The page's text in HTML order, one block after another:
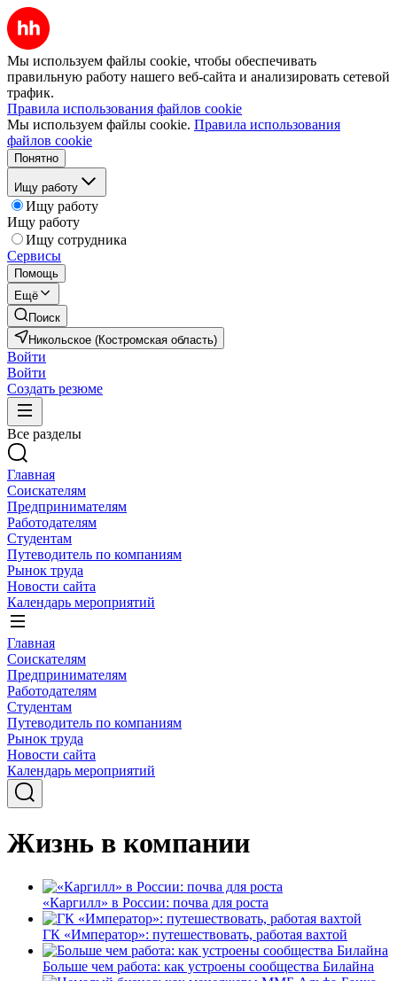
Мы используем файлы cookie, чтобы обеспечивать
правильную работу нашего веб-сайта и анализировать сетевой
трафик.
Правила использования файлов cookie
Мы используем файлы cookie. Правила использования
файлов cookie
Понятно
Ищу работу
Ищу работу
Ищу работу
Ищу сотрудника
Сервисы
Помощь
Ещё
Поиск
Никольское (Костромская область)
Войти
Войти
Создать резюме
Все разделы
Главная
Соискателям
Предпринимателям
Работодателям
Студентам
Путеводитель по компаниям
Рынок труда
Новости сайта
Календарь мероприятий
Главная
Соискателям
Предпринимателям
Работодателям
Студентам
Путеводитель по компаниям
Рынок труда
Новости сайта
Календарь мероприятий
Жизнь в компании
«Каргилл» в России: почва для роста
ГК «Император»: путешествовать, работая вахтой
Больше чем работа: как устроены сообщества Билайна